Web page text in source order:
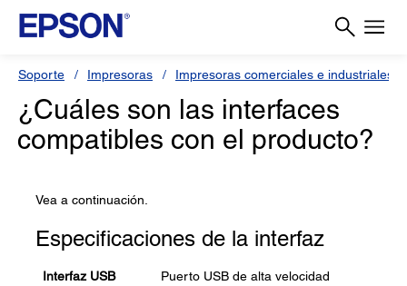
Soporte Impresoras Impresoras comerciales e industriales
¿Cuáles son las interfaces
compatibles con el producto?
Vea a continuación.
Especificaciones de la interfaz
Interfaz USB
Puerto USB de alta velocidad